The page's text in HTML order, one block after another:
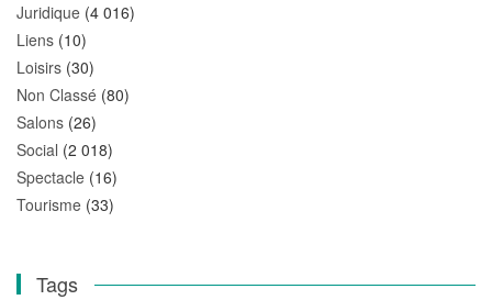
Juridique (4 016)
Liens (10)
Loisirs (30)
Non Classé (80)
Salons (26)
Social (2 018)
Spectacle (16)
Tourisme (33)
Tags